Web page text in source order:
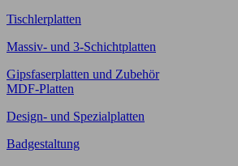
Tischlerplatten
Massiv- und 3-Schichtplatten
Gipsfaserplatten und Zubehör
MDF-Platten
Design- und Spezialplatten
Badgestaltung